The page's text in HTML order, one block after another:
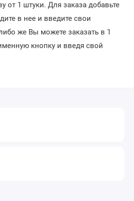
от 1 штуки. Для заказа добавьте
в нее и введите свои
же Вы можете заказать в 1
кнопку и введя свой